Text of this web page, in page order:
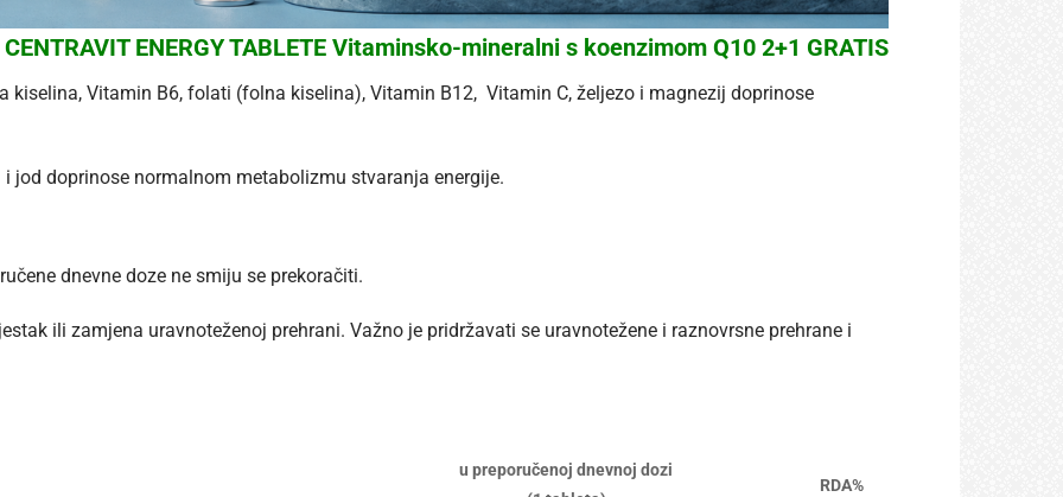
ENERGY TABLETE Vitaminsko-mineralni s koenzimom Q10 2+1 GRATIS
kiselina, Vitamin B6, folati (folna kiselina), Vitamin B12, Vitamin C, željezo i magnezij doprinose
jod doprinose normalnom metabolizmu stvaranja energije.
dnevne doze ne smiju se prekoračiti.
ili zamjena uravnoteženoj prehrani. Važno je pridržavati se uravnotežene i raznovrsne prehrane i
u preporučenoj dnevnoj dozi
RDA%